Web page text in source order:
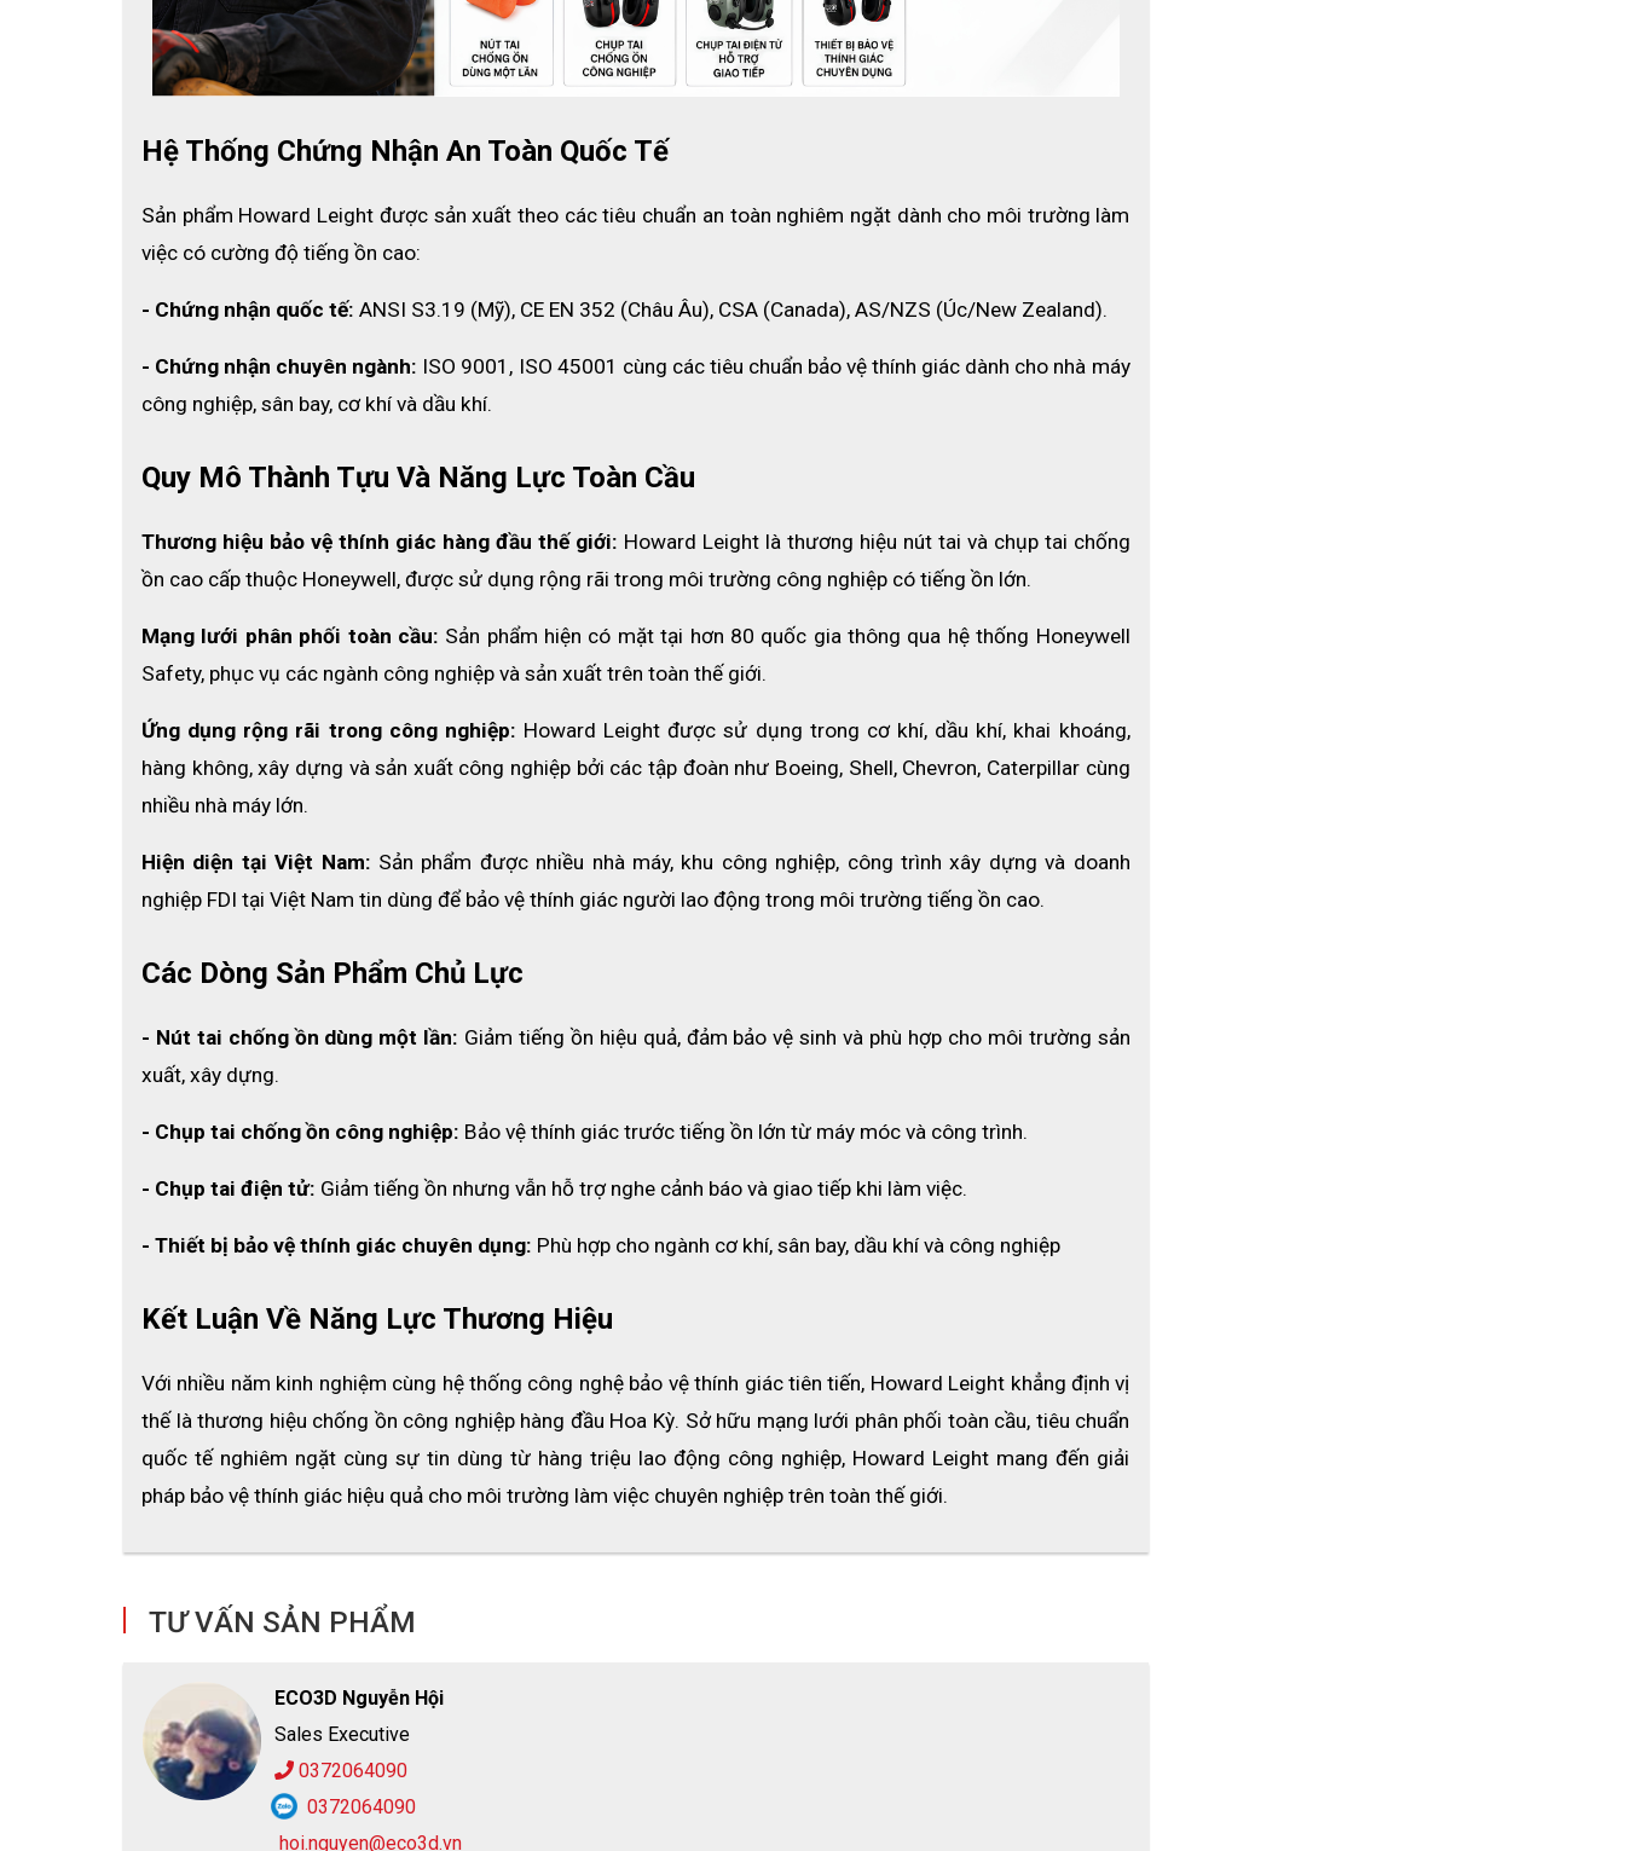
Tuyệt đối không sử dụng các hóa chất tẩy rửa như xà phòng để làm sạch chụp tai
Không để sản phẩm bên ngoài không khí quá lâu (trong trường hợp không sử dụng) để tránh nhiễm khuẩn.
Cất chụp tai vào trong hộp sẽ đảm bảo sạch sẽ, khô thoáng.
của sản phẩm.
Mua chụp tai Leightning L2F chính hãng tại ECO3D SAFETY
phẩm và được hưởng chính sách vận chuyển nhanh chóng, tiết kiệm nhất. Liên hệ ngay với chúng tôi theo
Hệ Thống Chứng Nhận An Toàn Quốc Tế
Sản phẩm Howard Leight được sản xuất theo các tiêu chuẩn an toàn nghiêm ngặt dành cho môi trường làm
việc có cường độ tiếng ồn cao:
- Chứng nhận quốc tế: ANSI S3.19 (Mỹ), CE EN 352 (Châu Âu), CSA (Canada), AS/NZS (Úc/New Zealand).
- Chứng nhận chuyên ngành: ISO 9001, ISO 45001 cùng các tiêu chuẩn bảo vệ thính giác dành cho nhà máy
công nghiệp, sân bay, cơ khí và dầu khí.
Quy Mô Thành Tựu Và Năng Lực Toàn Cầu
Thương hiệu bảo vệ thính giác hàng đầu thế giới: Howard Leight là thương hiệu nút tai và chụp tai chống
ồn cao cấp thuộc Honeywell, được sử dụng rộng rãi trong môi trường công nghiệp có tiếng ồn lớn.
Mạng lưới phân phối toàn cầu: Sản phẩm hiện có mặt tại hơn 80 quốc gia thông qua hệ thống Honeywell
Safety, phục vụ các ngành công nghiệp và sản xuất trên toàn thế giới.
Ứng dụng rộng rãi trong công nghiệp: Howard Leight được sử dụng trong cơ khí, dầu khí, khai khoáng,
hàng không, xây dựng và sản xuất công nghiệp bởi các tập đoàn như Boeing, Shell, Chevron, Caterpillar cùng
nhiều nhà máy lớn.
Hiện diện tại Việt Nam: Sản phẩm được nhiều nhà máy, khu công nghiệp, công trình xây dựng và doanh
nghiệp FDI tại Việt Nam tin dùng để bảo vệ thính giác người lao động trong môi trường tiếng ồn cao.
Các Dòng Sản Phẩm Chủ Lực
- Nút tai chống ồn dùng một lần: Giảm tiếng ồn hiệu quả, đảm bảo vệ sinh và phù hợp cho môi trường sản
xuất, xây dựng.
- Chụp tai chống ồn công nghiệp: Bảo vệ thính giác trước tiếng ồn lớn từ máy móc và công trình.
- Chụp tai điện tử: Giảm tiếng ồn nhưng vẫn hỗ trợ nghe cảnh báo và giao tiếp khi làm việc.
- Thiết bị bảo vệ thính giác chuyên dụng: Phù hợp cho ngành cơ khí, sân bay, dầu khí và công nghiệp
Kết Luận Về Năng Lực Thương Hiệu
Với nhiều năm kinh nghiệm cùng hệ thống công nghệ bảo vệ thính giác tiên tiến, Howard Leight khẳng định vị
thế là thương hiệu chống ồn công nghiệp hàng đầu Hoa Kỳ. Sở hữu mạng lưới phân phối toàn cầu, tiêu chuẩn
quốc tế nghiêm ngặt cùng sự tin dùng từ hàng triệu lao động công nghiệp, Howard Leight mang đến giải
pháp bảo vệ thính giác hiệu quả cho môi trường làm việc chuyên nghiệp trên toàn thế giới.
TƯ VẤN SẢN PHẨM
ECO3D Nguyễn Hội
Sales Executive
0372064090
0372064090
hoi.nguyen@eco3d.vn